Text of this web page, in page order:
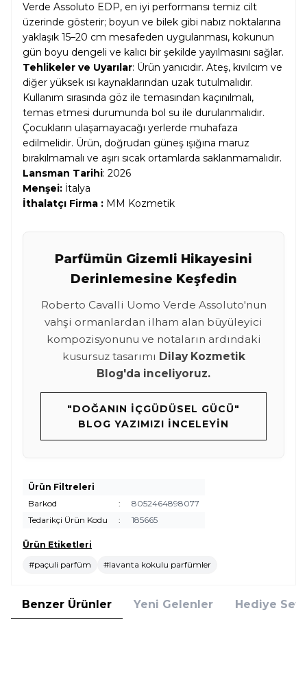
Verde Assoluto EDP, en iyi performansı temiz cilt
üzerinde gösterir; boyun ve bilek gibi nabız noktalarına
yaklaşık 15–20 cm mesafeden uygulanması, kokunun
gün boyu dengeli ve kalıcı bir şekilde yayılmasını sağlar.
Tehlikeler ve Uyarılar: Ürün yanıcıdır. Ateş, kıvılcım ve
diğer yüksek ısı kaynaklarından uzak tutulmalıdır.
Kullanım sırasında göz ile temasından kaçınılmalı,
temas etmesi durumunda bol su ile durulanmalıdır.
Çocukların ulaşamayacağı yerlerde muhafaza
edilmelidir. Ürün, doğrudan güneş ışığına maruz
bırakılmamalı ve aşırı sıcak ortamlarda saklanmamalıdır.
Lansman Tarihi: 2026
Menşei: İtalya
İthalatçı Firma : MM Kozmetik
Parfümün Gizemli Hikayesini
Derinlemesine Keşfedin
Roberto Cavalli Uomo Verde Assoluto'nun
vahşi ormanlardan ilham alan büyüleyici
kompozisyonunu ve notaların ardındaki
kusursuz tasarımı Dilay Kozmetik
Blog'da inceliyoruz.
"DOĞANIN İÇGÜDÜSEL GÜCÜ"
BLOG YAZIMIZI İNCELEYIN
Ürün Filtreleri
Barkod
:
8052464898077
Tedarikçi Ürün Kodu
: 185665
Ürün Etiketleri
#paçuli parfüm
#lavanta kokulu parfümler
Benzer Ürünler Yeni Gelenler Hediye